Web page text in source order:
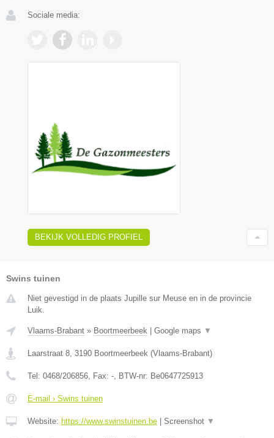
Sociale media:
BEKIJK VOLLEDIG PROFIEL
Swins tuinen
Niet gevestigd in de plaats Jupille sur Meuse en in de provincie
Luik.
Vlaams-Brabant » Boortmeerbeek Google maps ▼
Laarstraat 8, 3190 Boortmeerbeek (Vlaams-Brabant)
Tel: 0468/206856, Fax: -, BTW-nr: Be0647725913
E-mail › Swins tuinen
Website: https://www.swinstuinen.be Screenshot ▼